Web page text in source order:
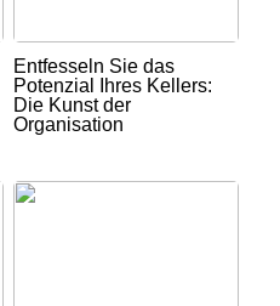
Entfesseln Sie das
Potenzial Ihres Kellers:
Die Kunst der
Organisation